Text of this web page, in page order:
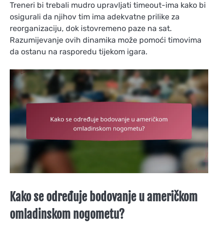
Treneri bi trebali mudro upravljati timeout-ima kako bi
osigurali da njihov tim ima adekvatne prilike za
reorganizaciju, dok istovremeno paze na sat.
Razumijevanje ovih dinamika može pomoći timovima
da ostanu na rasporedu tijekom igara.
Kako se određuje bodovanje u američkom
omladinskom nogometu?